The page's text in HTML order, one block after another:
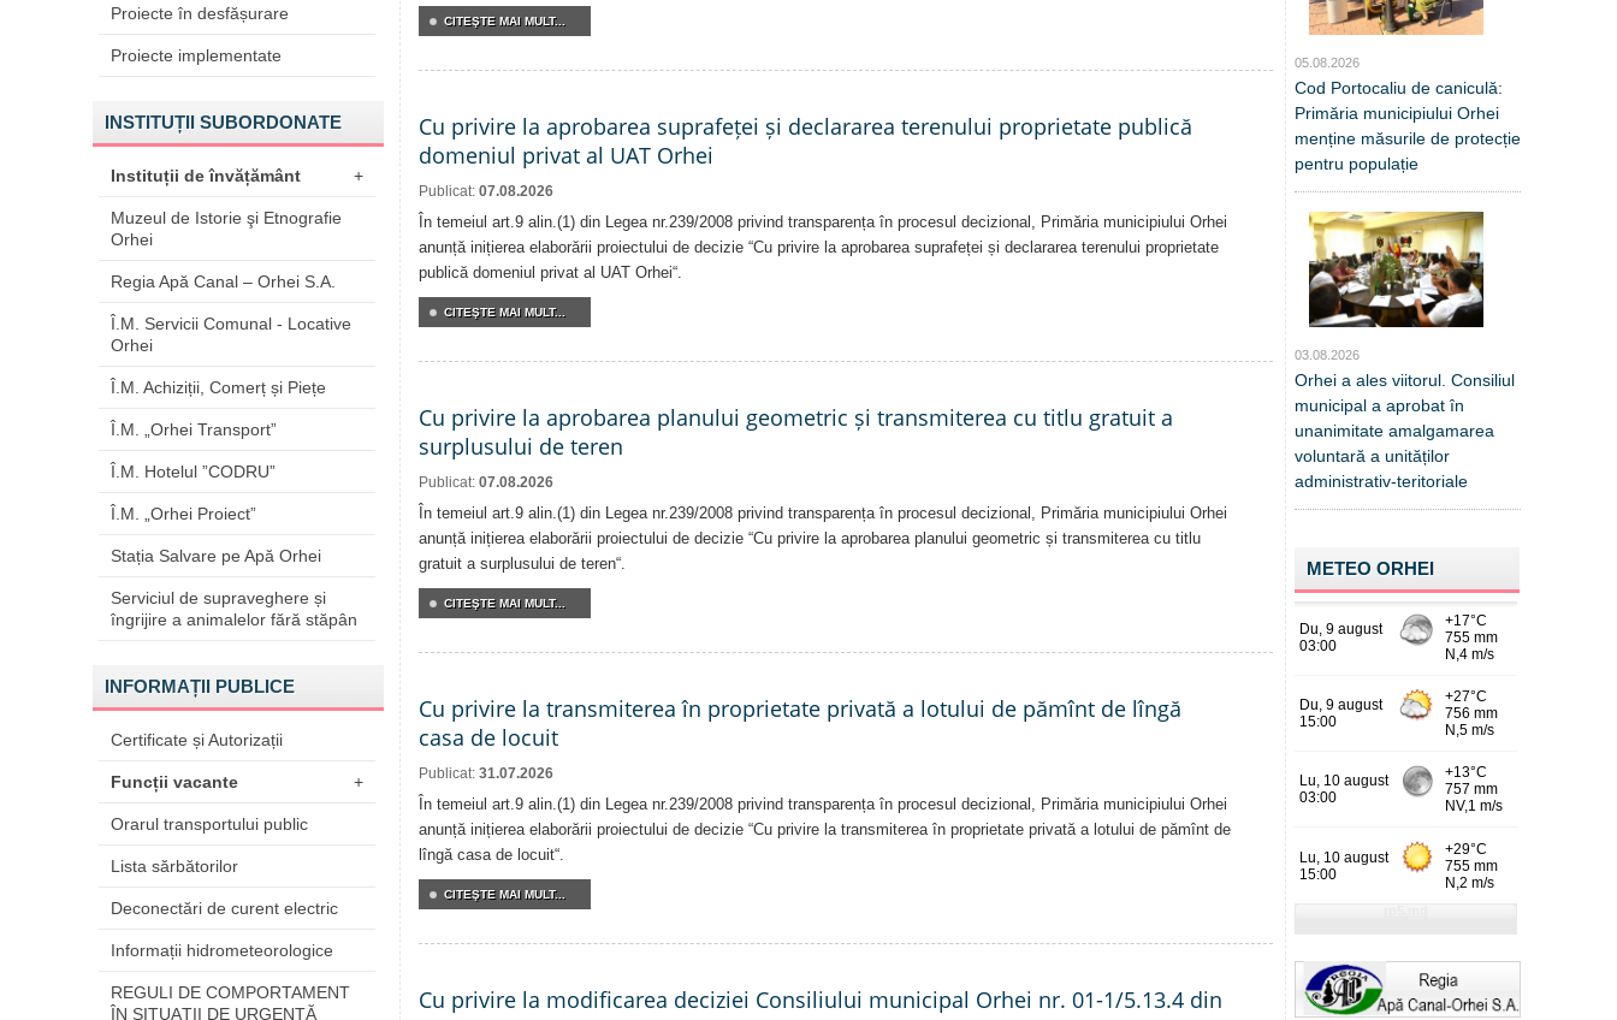
Proiecte în desfășurare
Proiecte implementate
INSTITUȚII SUBORDONATE
Instituții de învățământ +
Muzeul de Istorie şi Etnografie
Orhei
Regia Apă Canal – Orhei S.A.
Î.M. Servicii Comunal - Locative
Orhei
Î.M. Achiziții, Comerț și Piețe
Î.M. „Orhei Transport”
Î.M. Hotelul ”CODRU”
Î.M. „Orhei Proiect”
Stația Salvare pe Apă Orhei
Serviciul de supraveghere și
îngrijire a animalelor fără stăpân
INFORMAȚII PUBLICE
Certificate și Autorizații
Funcții vacante +
Orarul transportului public
Lista sărbătorilor
Deconectări de curent electric
Informații hidrometeorologice
REGULI DE COMPORTAMENT
ÎN SITUAŢII DE URGENŢĂ
CITEŞTE MAI MULT...
Cu privire la aprobarea suprafeței și declararea terenului proprietate publică
domeniul privat al UAT Orhei
Publicat: 07.08.2026
În temeiul art.9 alin.(1) din Legea nr.239/2008 privind transparența în procesul decizional, Primăria municipiului Orhei
anunță inițierea elaborării proiectului de decizie “Cu privire la aprobarea suprafeței și declararea terenului proprietate
publică domeniul privat al UAT Orhei“.
CITEŞTE MAI MULT...
Cu privire la aprobarea planului geometric și transmiterea cu titlu gratuit a
surplusului de teren
Publicat: 07.08.2026
În temeiul art.9 alin.(1) din Legea nr.239/2008 privind transparența în procesul decizional, Primăria municipiului Orhei
anunță inițierea elaborării proiectului de decizie “Cu privire la aprobarea planului geometric și transmiterea cu titlu
gratuit a surplusului de teren“.
CITEŞTE MAI MULT...
Cu privire la transmiterea în proprietate privată a lotului de pămînt de lîngă
casa de locuit
Publicat: 31.07.2026
În temeiul art.9 alin.(1) din Legea nr.239/2008 privind transparența în procesul decizional, Primăria municipiului Orhei
anunță inițierea elaborării proiectului de decizie “Cu privire la transmiterea în proprietate privată a lotului de pămînt de
lîngă casa de locuit“.
CITEŞTE MAI MULT...
Cu privire la modificarea deciziei Consiliului municipal Orhei nr. 01-1/5.13.4 din
05.08.2026
Cod Portocaliu de caniculă:
Primăria municipiului Orhei
menține măsurile de protecție
pentru populație
03.08.2026
Orhei a ales viitorul. Consiliul
municipal a aprobat în
unanimitate amalgamarea
voluntară a unităților
administrativ-teritoriale
METEO ORHEI